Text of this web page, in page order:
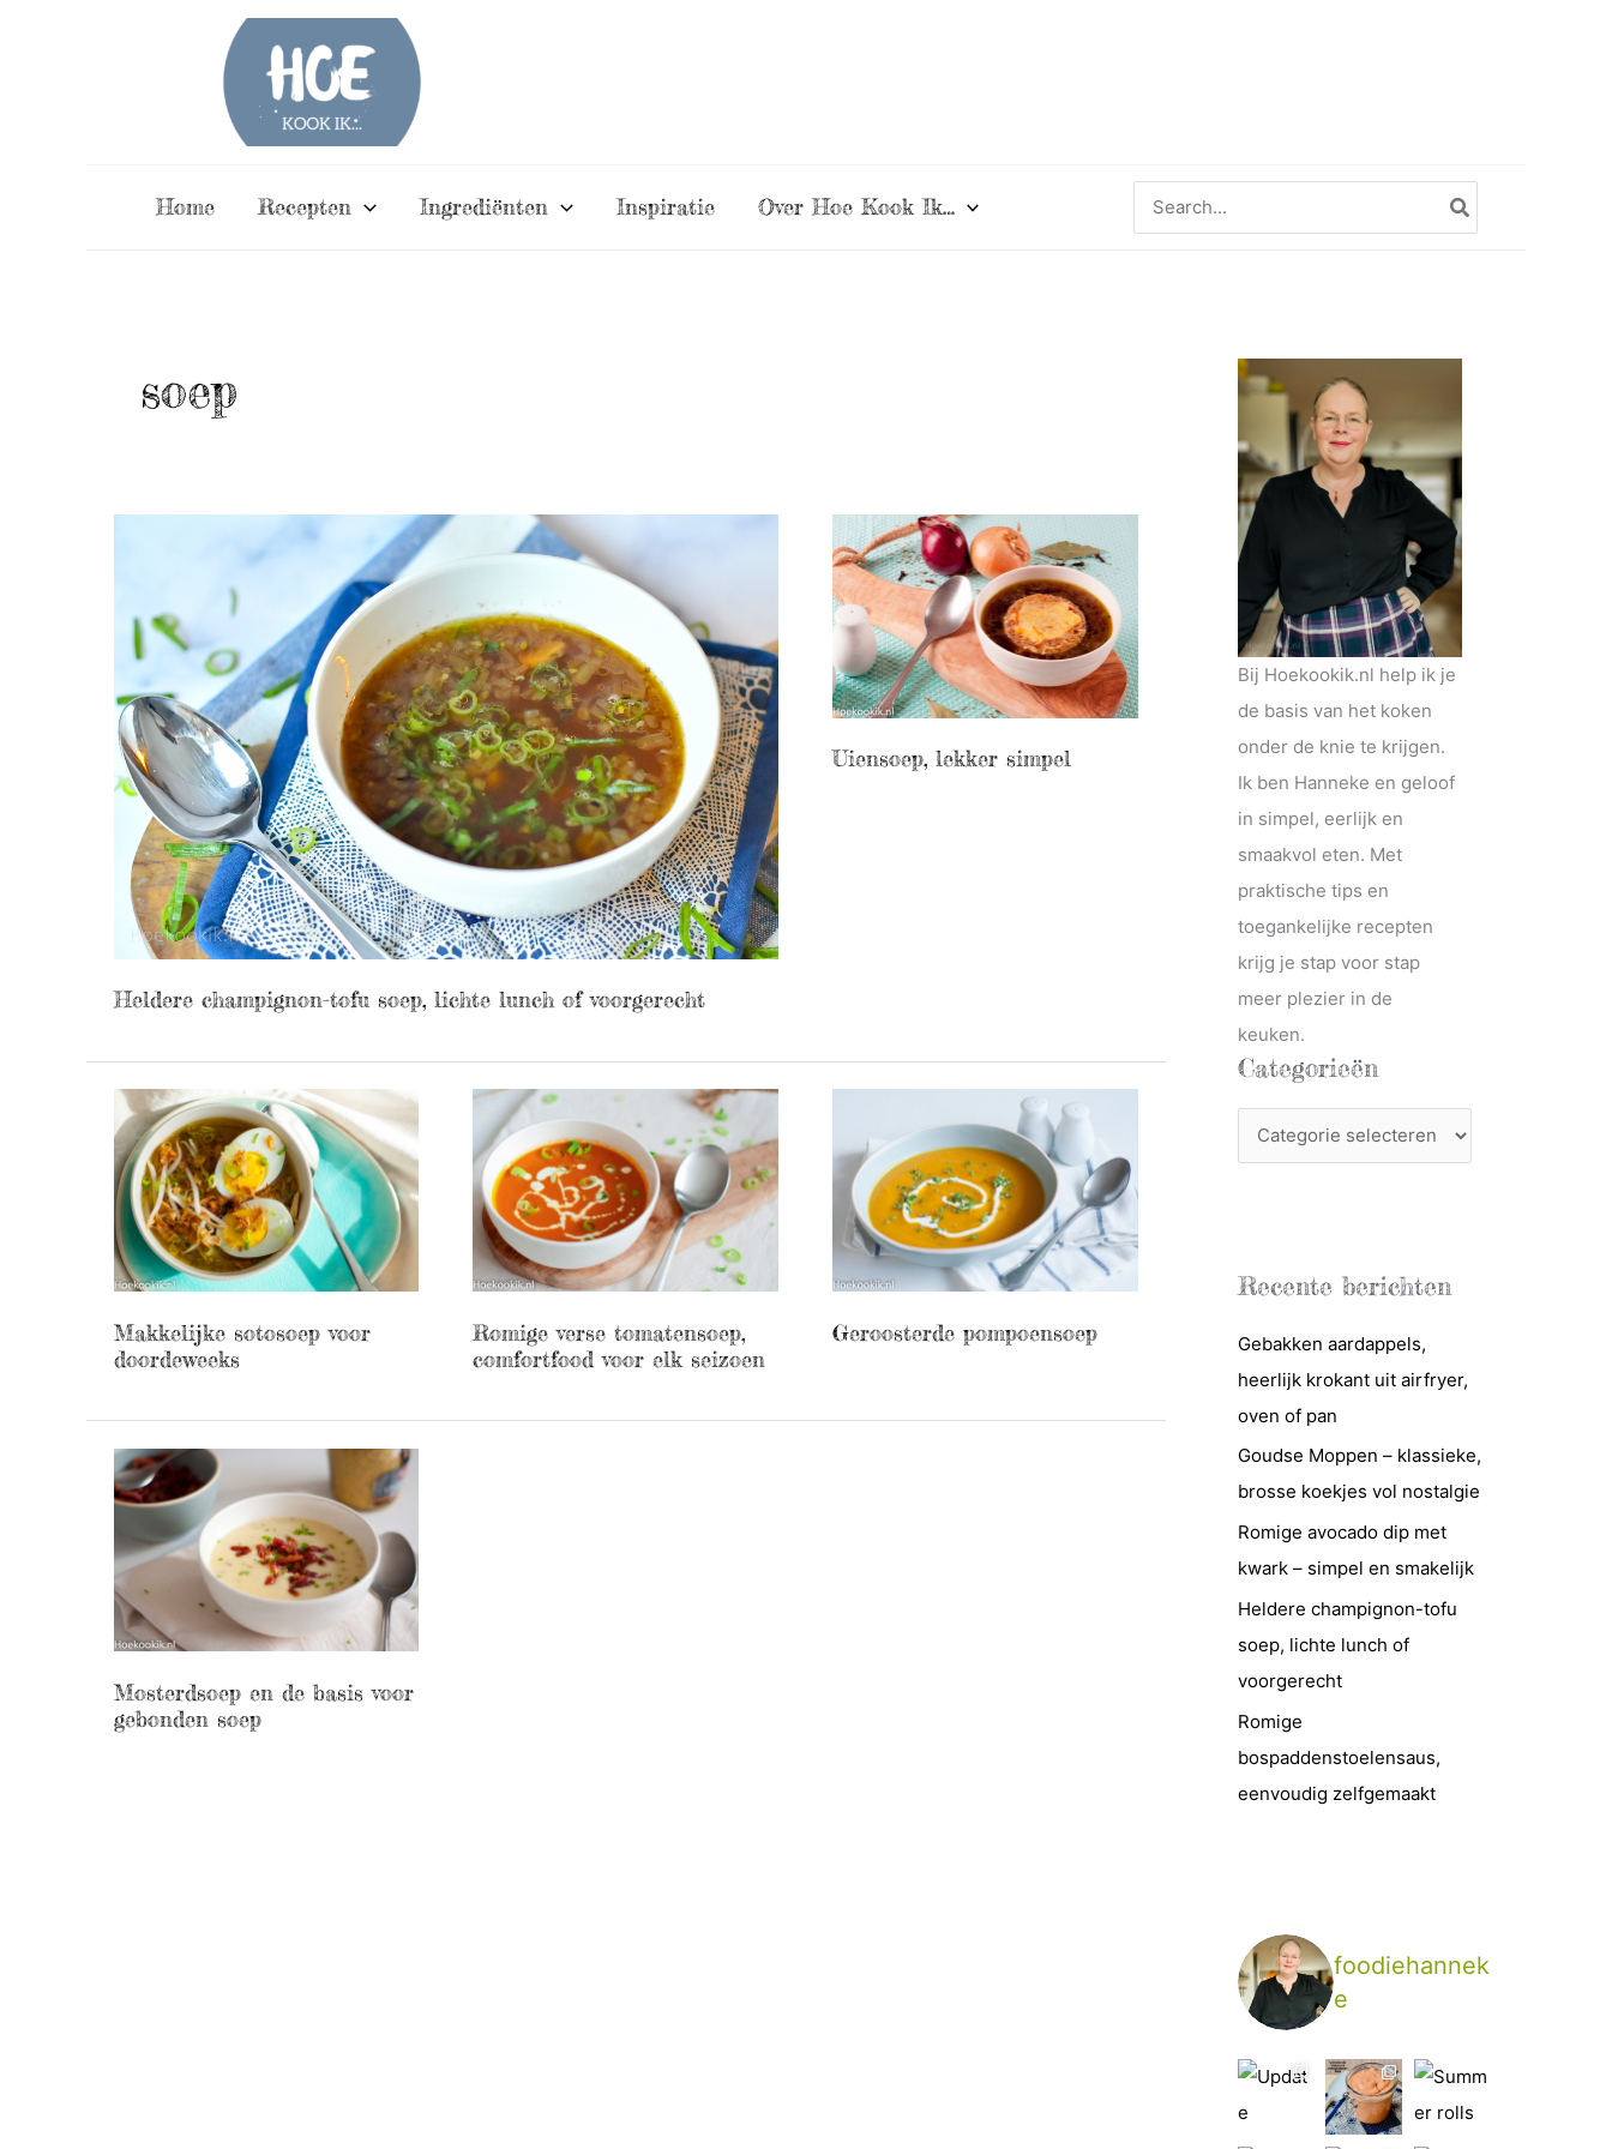
Home Recepten Ingrediënten Inspiratie Over Hoe Kook Ik…
naar:
soep
Heldere champignon-tofu soep, lichte lunch of voorgerecht
Uiensoep, lekker simpel
Makkelijke sotosoep voor
doordeweeks
Romige verse tomatensoep,
comfortfood voor elk seizoen
Geroosterde pompoensoep
Mosterdsoep en de basis voor
gebonden soep
Bij Hoekookik.nl help ik je
de basis van het koken
onder de knie te krijgen.
Ik ben Hanneke en geloof
in simpel, eerlijk en
smaakvol eten. Met
praktische tips en
toegankelijke recepten
krijg je stap voor stap
meer plezier in de
keuken.
Categorieën
a
r
i
e
ë
n
Recente berichten
Gebakken aardappels,
heerlijk krokant uit airfryer,
oven of pan
Goudse Moppen – klassieke,
brosse koekjes vol nostalgie
Romige avocado dip met
kwark – simpel en smakelijk
Heldere champignon-tofu
soep, lichte lunch of
voorgerecht
Romige
bospaddenstoelensaus,
eenvoudig zelfgemaakt
foodiehannek
e